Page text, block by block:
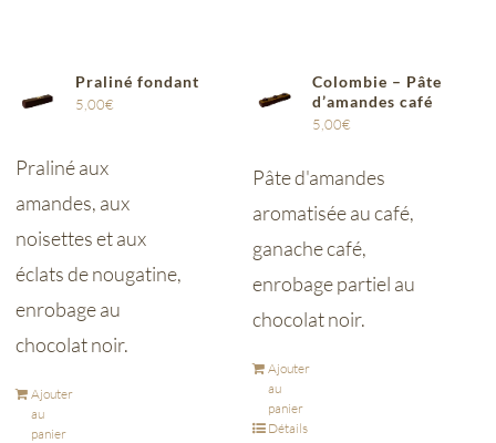
Praliné fondant
5,00€
Praliné aux
amandes, aux
noisettes et aux
éclats de nougatine,
enrobage au
chocolat noir.
Ajouter
au
panier
Colombie – Pâte
d’amandes café
5,00€
Pâte d'amandes
aromatisée au café,
ganache café,
enrobage partiel au
chocolat noir.
Ajouter
au
panier
Détails